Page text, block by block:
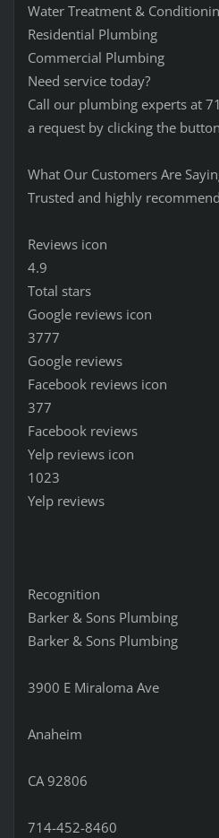
Water Treatment &
Residential Plumbing
Commercial Plumbing
Need service today?
Call our plumbing experts at
a request by clicking the
What Our Customers Are
Trusted and highly
Reviews icon
4.9
Total stars
Google reviews icon
3777
Google reviews
Facebook reviews icon
377
Facebook reviews
Yelp reviews icon
1023
Yelp reviews
Recognition
Barker & Sons Plumbing
Barker & Sons Plumbing
3900 E Miraloma Ave
Anaheim
CA 92806
714-452-8460